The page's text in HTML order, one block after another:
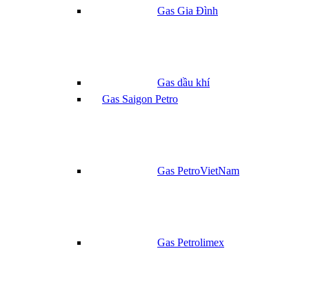
Gas Gia Đình
Gas dầu khí
Gas Saigon Petro
Gas PetroVietNam
Gas Petrolimex